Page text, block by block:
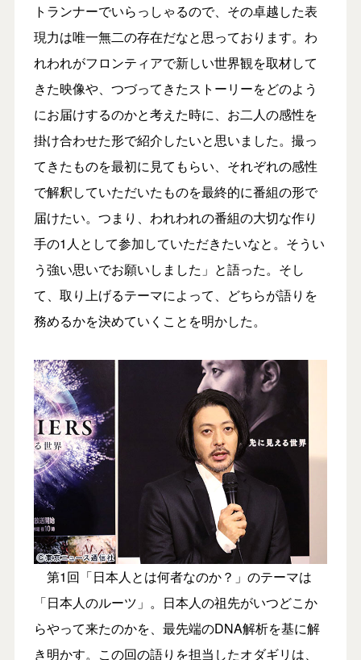
トランナーでいらっしゃるので、その卓越した表
現力は唯一無二の存在だなと思っております。わ
れわれがフロンティアで新しい世界観を取材して
きた映像や、つづってきたストーリーをどのよう
にお届けするのかと考えた時に、お二人の感性を
掛け合わせた形で紹介したいと思いました。撮っ
てきたものを最初に見てもらい、それぞれの感性
で解釈していただいたものを最終的に番組の形で
届けたい。つまり、われわれの番組の大切な作り
手の1人として参加していただきたいなと。そうい
う強い思いでお願いしました」と語った。そし
て、取り上げるテーマによって、どちらが語りを
務めるかを決めていくことを明かした。
第1回「日本人とは何者なのか？」のテーマは
「日本人のルーツ」。日本人の祖先がいつどこか
らやって来たのかを、最先端のDNA解析を基に解
き明かす。この回の語りを担当したオダギリは、